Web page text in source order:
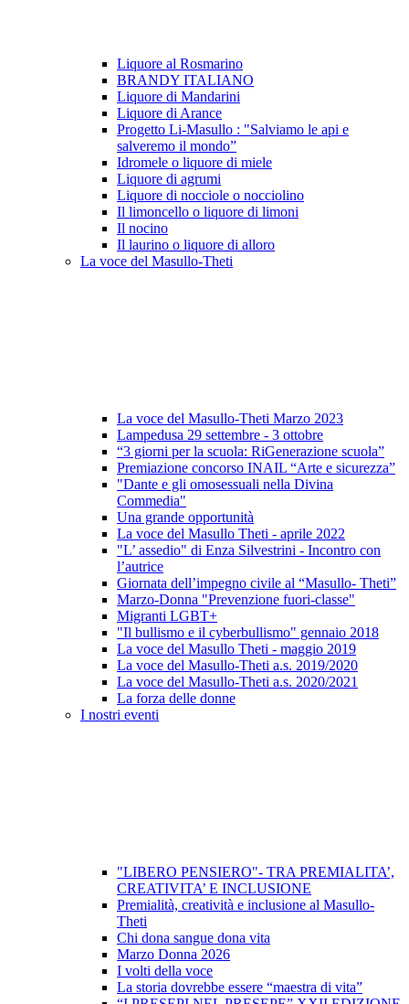
Liquore al Rosmarino
BRANDY ITALIANO
Liquore di Mandarini
Liquore di Arance
Progetto Li-Masullo : "Salviamo le api e
salveremo il mondo”
Idromele o liquore di miele
Liquore di agrumi
Liquore di nocciole o nocciolino
Il limoncello o liquore di limoni
Il nocino
Il laurino o liquore di alloro
La voce del Masullo-Theti
La voce del Masullo-Theti Marzo 2023
Lampedusa 29 settembre - 3 ottobre
“3 giorni per la scuola: RiGenerazione scuola”
Premiazione concorso INAIL “Arte e sicurezza”
"Dante e gli omosessuali nella Divina
Commedia"
Una grande opportunità
La voce del Masullo Theti - aprile 2022
"L’ assedio" di Enza Silvestrini - Incontro con
l’autrice
Giornata dell’impegno civile al “Masullo- Theti”
Marzo-Donna "Prevenzione fuori-classe"
Migranti LGBT+
"Il bullismo e il cyberbullismo" gennaio 2018
La voce del Masullo Theti - maggio 2019
La voce del Masullo-Theti a.s. 2019/2020
La voce del Masullo-Theti a.s. 2020/2021
La forza delle donne
I nostri eventi
"LIBERO PENSIERO"- TRA PREMIALITA’,
CREATIVITA’ E INCLUSIONE
Premialità, creatività e inclusione al Masullo-
Theti
Chi dona sangue dona vita
Marzo Donna 2026
I volti della voce
La storia dovrebbe essere “maestra di vita”